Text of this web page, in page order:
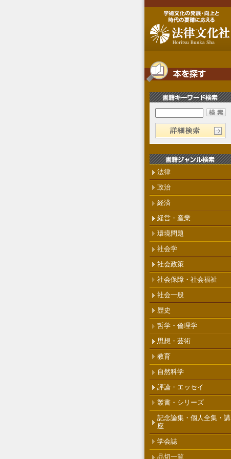
法律
政治
経済
経営・産業
環境問題
社会学
社会政策
社会保障・社会福祉
社会一般
歴史
哲学・倫理学
思想・芸術
教育
自然科学
評論・エッセイ
叢書・シリーズ
記念論集・個人全集・講
座
学会誌
品切一覧